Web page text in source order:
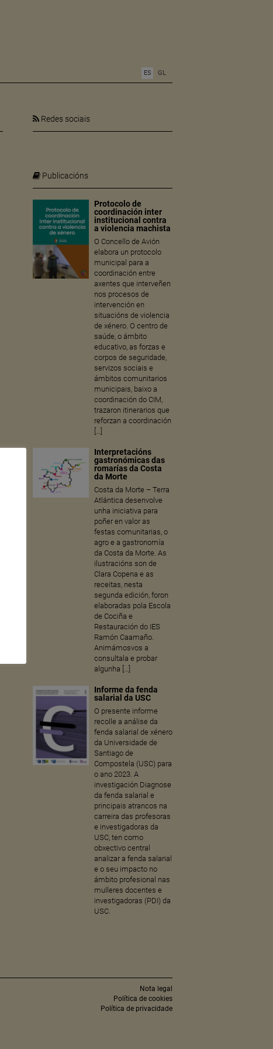
ES GL
Redes sociais
Publicacións
Protocolo de
coordinación inter
institucional contra
a violencia machista
O Concello de Avión
elabora un protocolo
municipal para a
coordinación entre
axentes que interveñen
nos procesos de
intervención en
situacións de violencia
de xénero. O centro de
saúde, o ámbito
educativo, as forzas e
corpos de seguridade,
servizos sociais e
ámbitos comunitarios
municipais, baixo a
coordinación do CIM,
trazaron itinerarios que
reforzan a coordinación
[…]
Interpretacións
gastronómicas das
romarías da Costa
da Morte
Costa da Morte – Terra
Atlántica desenvolve
unha iniciativa para
poñer en valor as
festas comunitarias, o
agro e a gastronomía
da Costa da Morte. As
ilustracións son de
Clara Copena e as
receitas, nesta
segunda edición, foron
elaboradas pola Escola
de Cociña e
Restauración do IES
Ramón Caamaño.
Animámosvos a
consultala e probar
algunha […]
Informe da fenda
salarial da USC
O presente informe
recolle a análise da
fenda salarial de xénero
da Universidade de
Santiago de
Compostela (USC) para
o ano 2023. A
investigación Diagnose
da fenda salarial e
principais atrancos na
carreira das profesoras
e investigadoras da
USC, ten como
obxectivo central
analizar a fenda salarial
e o seu impacto no
ámbito profesional nas
mulleres docentes e
investigadoras (PDI) da
USC.
Nota legal
Política de cookies
Política de privacidade